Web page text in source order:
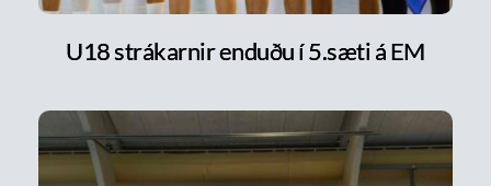
U18 strákarnir enduðu í 5.sæti á EM